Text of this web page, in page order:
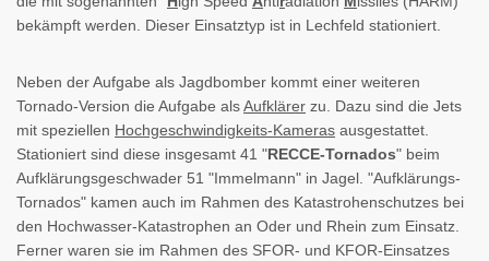
bekämpft werden. Dieser Einsatztyp ist in Lechfeld stationiert.
Neben der Aufgabe als Jagdbomber kommt einer weiteren
Tornado-Version die Aufgabe alsAufklärer zu. Dazu sind die Jets
mit speziellen Hochgeschwindigkeits-Kameras ausgestattet.
Stationiert sind diese insgesamt 41 "RECCE-Tornados" beim
Aufklärungsgeschwader 51 "Immelmann" in Jagel. "Aufklärungs-
Tornados" kamen auch im Rahmen des Katastrohenschutzes bei
den Hochwasser-Katastrophen an Oder und Rhein zum Einsatz.
Ferner waren sie im Rahmen des SFOR- und KFOR-Einsatzes